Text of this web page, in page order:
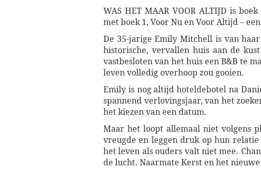
WAS HET MAAR VOOR ALTIJD is
met boek 1, Voor Nu en Voor Altijd –
De 35-jarige Emily Mitchell is van
historische, vervallen huis aan de
vastbesloten van het huis een B&B te
leven volledig overhoop zou gooien.
Emily is nog altijd hoteldebotel na
spannend verlovingsjaar, van het
het kiezen van een datum.
Maar het loopt allemaal niet volgens
vreugde en leggen druk op hun
het leven als ouders valt niet mee.
de lucht. Naarmate Kerst en het